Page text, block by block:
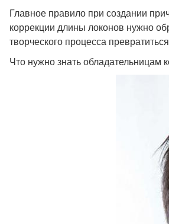
Главное правило при создании
коррекции длины локонов нужно
творческого процесса
Что нужно знать обладательницам